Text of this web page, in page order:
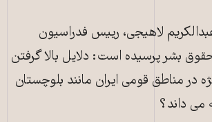
لاهیجی، رییس فدراسیون
حقوق بشر پرسیده است: دلایل بالا گرفتن
در مناطق قومی ایران مانند بلوچستان
می داند؟